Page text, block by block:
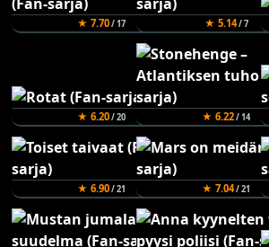
★ 7.70/ 17 ★ 5.14/ 7
★ 6.20/ 20 ★ 6.22/ 14
★ 6.90/ 21 ★ 7.04/ 21